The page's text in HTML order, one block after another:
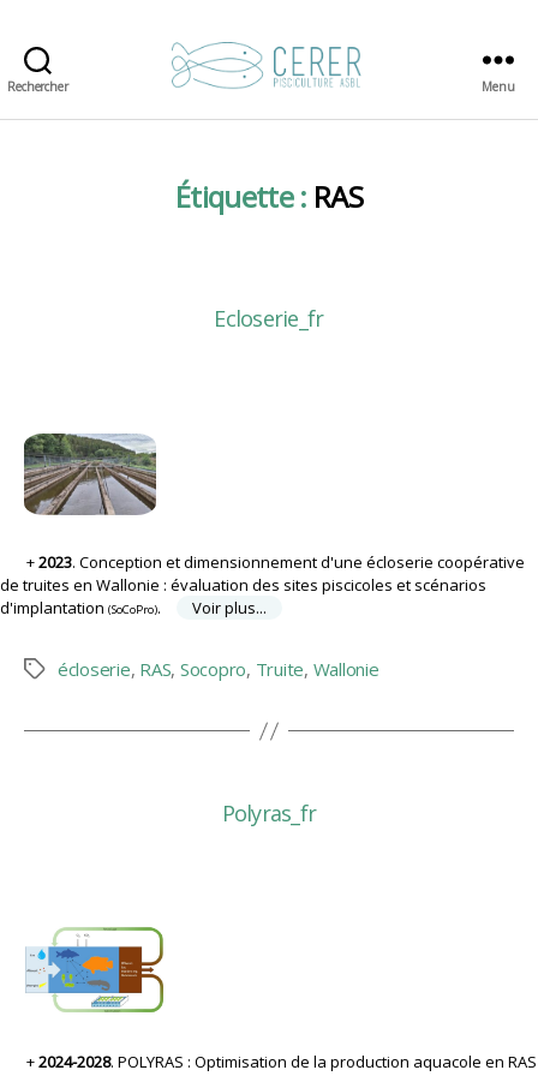
Rechercher
Pisciculture
Menu
Étiquette : RAS
Ecloserie_fr
2023. Conception et dimensionnement d'une écloserie coopérative
de truites en Wallonie : évaluation des sites piscicoles et scénarios
d'implantation (SoCoPro). Voir plus...
Étiquettes
écloserie, RAS, Socopro, Truite, Wallonie
Polyras_fr
2024-2028. POLYRAS : Optimisation de la production aquacole en RAS